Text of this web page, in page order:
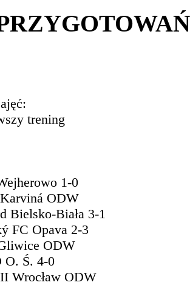
trening
1-0
ODW
Bielsko-Biała 3-1
FC Opava 2-3
ODW
O. Ś. 4-0
Wrocław ODW